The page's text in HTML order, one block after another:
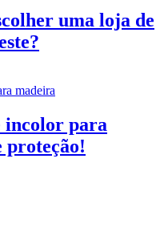
uma loja de
incolor para
proteção!